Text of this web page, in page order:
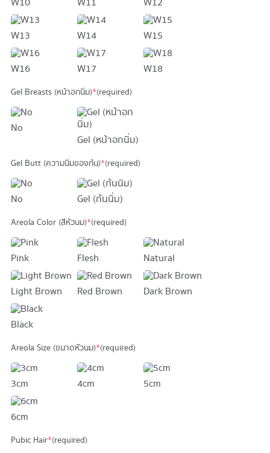
W13 W14 W15
W16 W17 W18
Gel Breasts (หน้าอกนิ่ม)*(required)
No
Gel (หน้าอกนิ่ม)
Gel Butt (ความนิ่มของก้น)*(required)
No Gel (ก้นนิ่ม)
Areola Color (สีหัวนม)*(required)
Pink Flesh Natural
Light Brown Red Brown Dark Brown
Black
Areola Size (ขนาดหัวนม)*(required)
3cm 4cm 5cm
6cm
Pubic Hair*(required)